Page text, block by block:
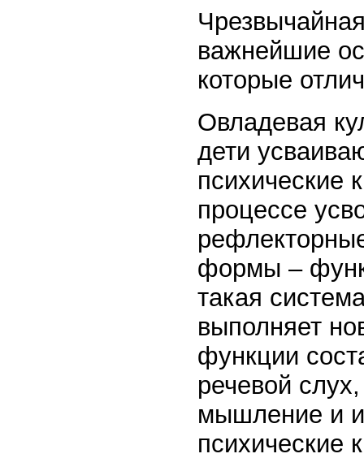
важнейшие
которые
Овладевая
дети
психические
процессе
формы –
такая
выполняет
функции
речевой
мышление и
психические